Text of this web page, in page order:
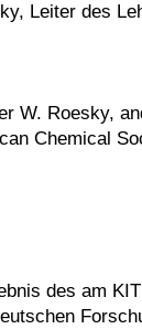
Leiter des
W. Roesky,
Chemical
des am